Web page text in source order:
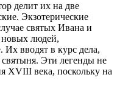
делит их на две
Экзотерические
святых Ивана и
новых людей,
вводят в курс дела,
Эти легенды не
XVIII века, поскольку на